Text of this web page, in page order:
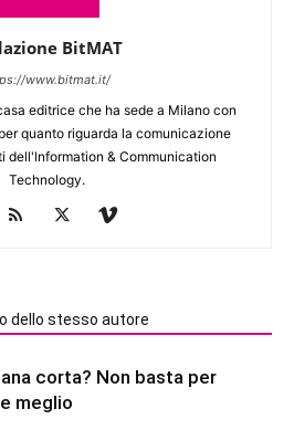
BitMAT
www.bitmat.it/
editrice che ha sede a Milano con
quanto riguarda la comunicazione
dell'lnformation & Communication
Technology.
dello stesso autore
corta? Non basta per
meglio